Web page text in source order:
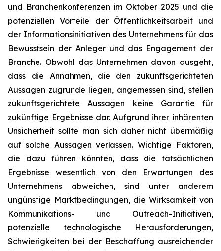
und Branchenkonferenzen im Oktober 2025 und die
potenziellen Vorteile der Öffentlichkeitsarbeit und
der Informationsinitiativen des Unternehmens für das
Bewusstsein der Anleger und das Engagement der
Branche. Obwohl das Unternehmen davon ausgeht,
dass die Annahmen, die den zukunftsgerichteten
Aussagen zugrunde liegen, angemessen sind, stellen
zukunftsgerichtete Aussagen keine Garantie für
zukünftige Ergebnisse dar. Aufgrund ihrer inhärenten
Unsicherheit sollte man sich daher nicht übermäßig
auf solche Aussagen verlassen. Wichtige Faktoren,
die dazu führen könnten, dass die tatsächlichen
Ergebnisse wesentlich von den Erwartungen des
Unternehmens abweichen, sind unter anderem
ungünstige Marktbedingungen, die Wirksamkeit von
Kommunikations- und Outreach-Initiativen,
potenzielle technologische Herausforderungen,
Schwierigkeiten bei der Beschaffung ausreichender